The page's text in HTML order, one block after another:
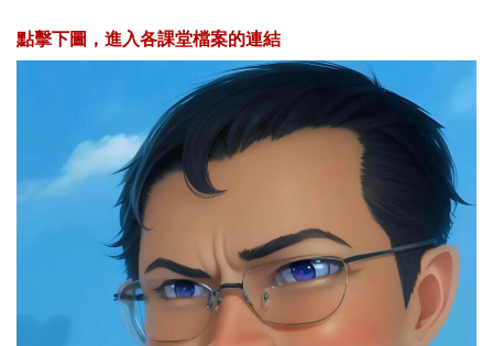
點擊下圖，進入各課堂檔案的連結